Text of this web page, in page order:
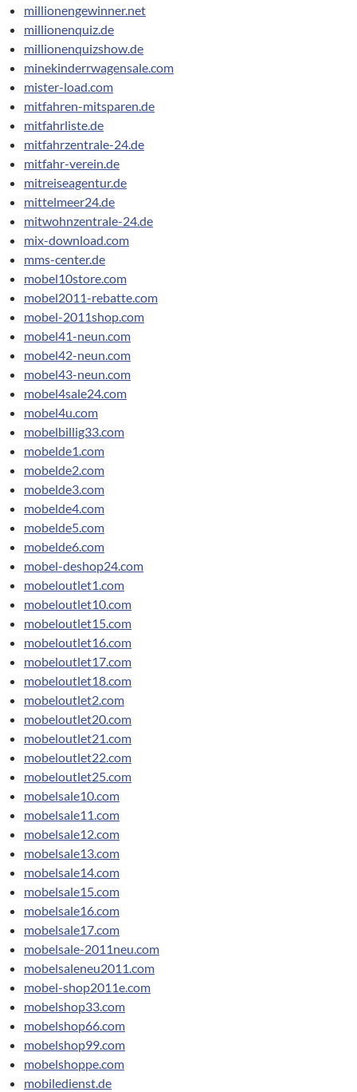
millionengewinner.net
millionenquiz.de
millionenquizshow.de
minekinderrwagensale.com
mister-load.com
mitfahren-mitsparen.de
mitfahrliste.de
mitfahrzentrale-24.de
mitfahr-verein.de
mitreiseagentur.de
mittelmeer24.de
mitwohnzentrale-24.de
mix-download.com
mms-center.de
mobel10store.com
mobel2011-rebatte.com
mobel-2011shop.com
mobel41-neun.com
mobel42-neun.com
mobel43-neun.com
mobel4sale24.com
mobel4u.com
mobelbillig33.com
mobelde1.com
mobelde2.com
mobelde3.com
mobelde4.com
mobelde5.com
mobelde6.com
mobel-deshop24.com
mobeloutlet1.com
mobeloutlet10.com
mobeloutlet15.com
mobeloutlet16.com
mobeloutlet17.com
mobeloutlet18.com
mobeloutlet2.com
mobeloutlet20.com
mobeloutlet21.com
mobeloutlet22.com
mobeloutlet25.com
mobelsale10.com
mobelsale11.com
mobelsale12.com
mobelsale13.com
mobelsale14.com
mobelsale15.com
mobelsale16.com
mobelsale17.com
mobelsale-2011neu.com
mobelsaleneu2011.com
mobel-shop2011e.com
mobelshop33.com
mobelshop66.com
mobelshop99.com
mobelshoppe.com
mobiledienst.de